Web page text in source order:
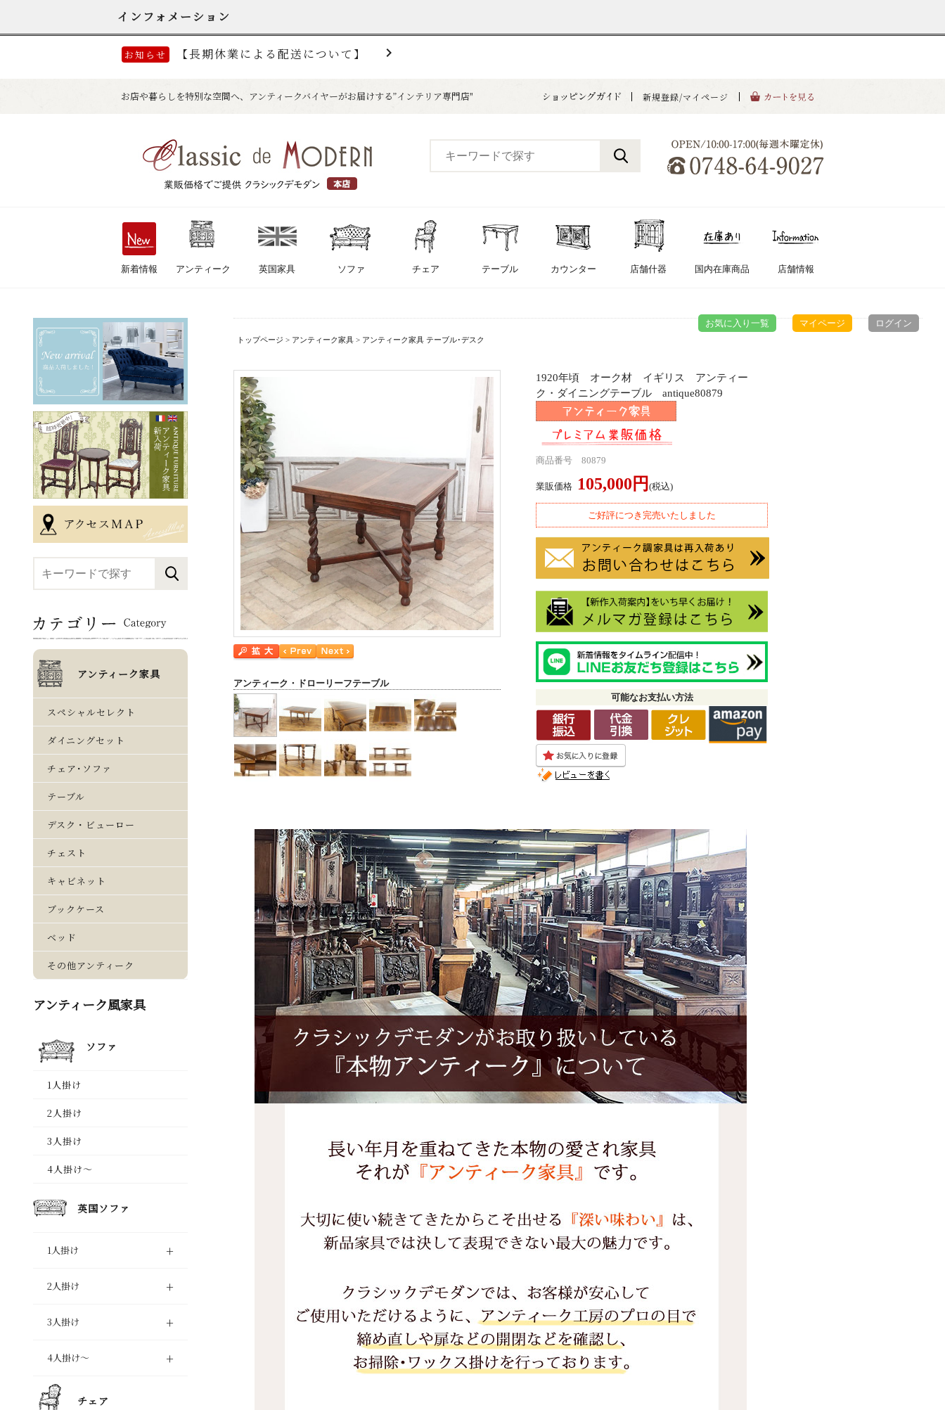
お気に入り一覧 マイページ ログイン
トップページ > アンティーク家具 > アンティーク家具 テーブル･デスク
1920年頃 オーク材 イギリス アンティー
ク・ダイニングテーブル antique80879
商品番号 80879
業販価格 105,000円 (税込)
ご好評につき完売いたしました
可能なお支払い方法
アンティーク・ドローリーフテーブル